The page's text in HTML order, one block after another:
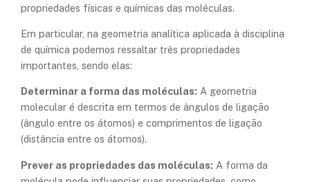
propriedades físicas e químicas das moléculas.
Em particular, na geometria analítica aplicada à disciplina
de química podemos ressaltar três propriedades
importantes, sendo elas:
Determinar a forma das moléculas: A geometria
molecular é descrita em termos de ângulos de ligação
(ângulo entre os átomos) e comprimentos de ligação
(distância entre os átomos).
Prever as propriedades das moléculas: A forma da